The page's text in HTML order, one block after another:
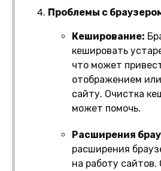
Проблемы с
Кеширование:
кешировать
что может
отображением
сайту. Очистка
может помочь.
Расширения
расширения
на работу